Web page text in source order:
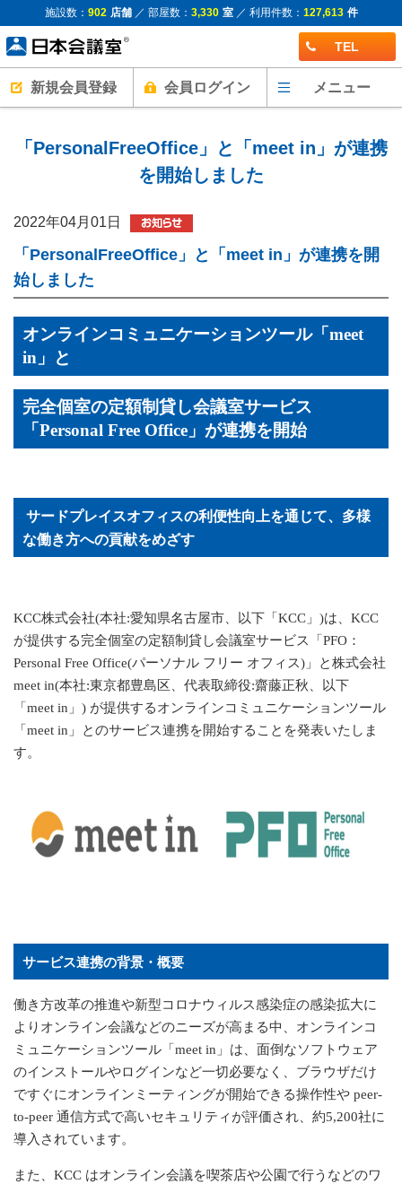
施設数： 902 店舗／ 部屋数： 3,330 室／ 利用件数： 127,613 件
TEL
新規会員登録 会員ログイン メニュー
「PersonalFreeOffice」と「meet in」が連携
を開始しました
2022年04月01日
「PersonalFreeOffice」と「meet in」が連携を開
始しました
オンラインコミュニケーションツール「 meet
in」と
完全個室の定額制貸し会議室サービス
「Personal Free Office」 が連携を開始
サードプレイスオフィスの利便性向上を通じて、多様
な働き方への貢献をめざす
KCC株式会社(本社:愛知県名古屋市、以下「 KCC 」)は、 KCC
が提供する完全個室の定額制貸し会議室サービス「 PFO：
Personal Free Office(パーソナル フリー オフィス)」と株式会社
meet in(本社:東京都豊島区、代表取締役:齋藤正秋、以下
「 meet in 」) が提供するオンラインコミュニケーションツール
「 meet in 」とのサービス連携を開始することを発表いたしま
す。
サービス連携の背景・概要
働き方改革の推進や新型コロナウィルス感染症の感染拡大に
よりオンライン会議などのニーズが高まる中、オンラインコ
ミュニケーションツール「 meet in 」は、面倒なソフトウェア
のインストールやログインなど一切必要なく、ブラウザだけ
ですぐにオンラインミーティングが開始できる操作性や peer-
to-peer 通信方式で高いセキュリティが評価され、約5,200社に
導入されています。
また、 KCC はオンライン会議を喫茶店や公園で行うなどのワ